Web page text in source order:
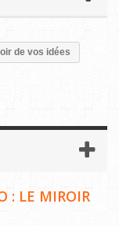
de vos idées
: LE MIROIR